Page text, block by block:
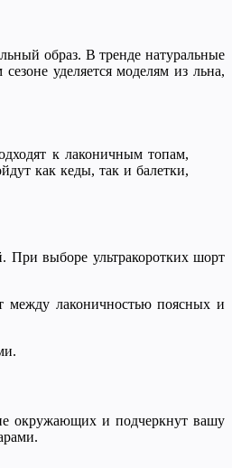
образ. В тренде натуральные
уделяется моделям из льна,
к лаконичным топам,
как кеды, так и балетки,
выборе ультракоротких шорт
между лаконичностью поясных и
окружающих и подчеркнут вашу